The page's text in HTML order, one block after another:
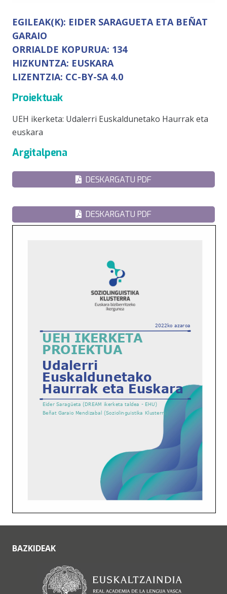
EGILEAK(K): EIDER SARAGUETA ETA BEÑAT
GARAIO
ORRIALDE KOPURUA: 134
HIZKUNTZA: EUSKARA
LIZENTZIA: CC-BY-SA 4.0
Proiektuak
UEH ikerketa: Udalerri Euskaldunetako Haurrak eta
euskara
Argitalpena
DESKARGATU PDF
DESKARGATU PDF
BAZKIDEAK